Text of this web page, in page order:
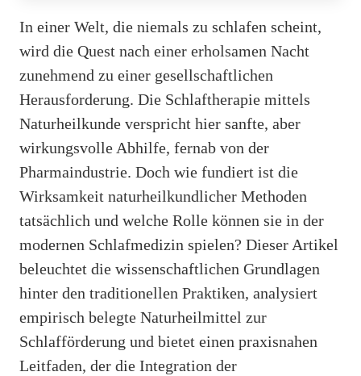
In einer Welt, die niemals zu schlafen scheint,
wird die Quest nach einer erholsamen Nacht
zunehmend zu einer gesellschaftlichen
Herausforderung. Die Schlaftherapie mittels
Naturheilkunde verspricht hier sanfte, aber
wirkungsvolle Abhilfe, fernab von der
Pharmaindustrie. Doch wie fundiert ist die
Wirksamkeit naturheilkundlicher Methoden
tatsächlich und welche Rolle können sie in der
modernen Schlafmedizin spielen? Dieser Artikel
beleuchtet die wissenschaftlichen Grundlagen
hinter den traditionellen Praktiken, analysiert
empirisch belegte Naturheilmittel zur
Schlafförderung und bietet einen praxisnahen
Leitfaden, der die Integration der